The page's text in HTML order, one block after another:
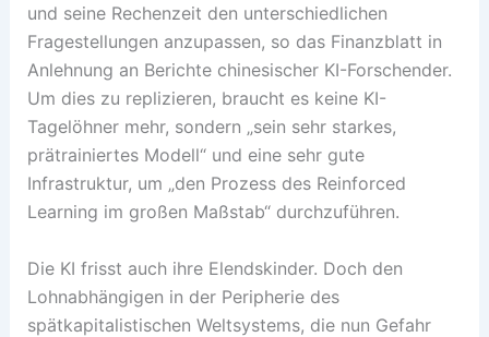
und seine Rechenzeit den unterschiedlichen
Fragestellungen anzupassen, so das Finanzblatt in
Anlehnung an Berichte chinesischer KI-Forschender.
Um dies zu replizieren, braucht es keine KI-
Tagelöhner mehr, sondern „sein sehr starkes,
prätrainiertes Modell“ und eine sehr gute
Infrastruktur, um „den Prozess des Reinforced
Learning im großen Maßstab“ durchzuführen.
Die KI frisst auch ihre Elendskinder. Doch den
Lohnabhängigen in der Peripherie des
spätkapitalistischen Weltsystems, die nun Gefahr